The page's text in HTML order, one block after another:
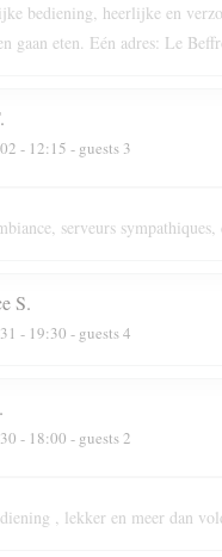
bediening, heerlijke en
gaan eten. Eén adres: Le
- 12:15 - guests 3
serveurs
S
- 19:30 - guests 4
- 18:00 - guests 2
, lekker en meer dan